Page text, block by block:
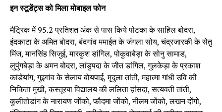
इन स्टूडेंट्स को मिला मोबाइल फोन
मैट्रिक में 95.2 प्रतिशत अंक से पास किये पोटका के साहिल बोदरा,
इंदकाटा के अमित बोदरा, बंदगांव ममाईत के जंगला सोय, चंद्रजारकी के सेतु
मिंज, मानसिंह सिजुई, मारकुश डांगिल, पोकुवाबेड़ा के सोनु सामाड,
लुपुंगबेड़ा के अमन बोदरा, लांडुपदा के जीत डांगिल, गुलकेड़ा के प्रकाश
कांडेयांग, गुइगांव के सेलाय बोयपाई, मृदुला तांती, महात्मा गांधी उवि की
निकिता मुखी, कस्तूरबा विद्यालय की ललिता हांसदा, सत्यवती तांती,
कुलीतोडांग के नारायण जोंको, फौदमा जोंको, नीलम जोंको, लखन दोंगो,